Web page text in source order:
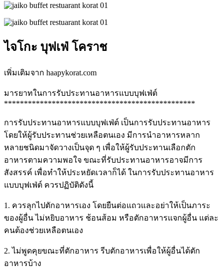
ไจโกะ บุฟเฟ่ โคราช
เพิ่มเติมจาก haapykorat.com
มารยาทในการรับประทานอาหารแบบบุฟเฟ่ต์
************************************************
การรับประทานอาหารแบบบุฟเฟ่ต์ เป็นการรับประทานอาหาร
โดยให้ผู้รับประทานช่วยเหลือตนเอง มีการนำอาหารหลาก
หลายชนิดมาจัดวางเป็นจุด ๆ เพื่อให้ผู้รับประทานเลือกตัก
อาหารตามความพอใจ ขณะที่รับประทานอาหารอาจมีการ
สังสรรค์ เพื่อทำให้ประหยัดเวลาก็ได้ ในการรับประทานอาหาร
แบบบุฟเฟ่ต์ ควรปฏิบัติดังนี้
1. ควรลุกไปตักอาหารเอง โดยยืนต่อแถวและอย่าให้เป็นภาระ
ของผู้อื่น ไม่หยิบอาหาร ช้อนส้อม หรือตักอาหารแจกผู้อื่น แต่ละ
คนต้องช่วยเหลือตนเอง
2. ไม่พูดคุยขณะที่ตักอาหาร รีบตักอาหารเพื่อให้ผู้อื่นได้ตัก
อาหารบ้าง